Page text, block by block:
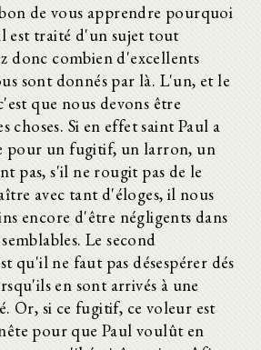
de vous apprendre pourquoi
est traité d'un sujet tout
donc combien d'excellents
sont donnés par là. L'un, et le
que nous devons être
choses. Si en effet saint Paul a
pour un fugitif, un larron, un
pas, s'il ne rougit pas de le
avec tant d'éloges, il nous
encore d'être négligents dans
Le second
qu'il ne faut pas désespérer dés
en sont arrivés à une
Or, si ce fugitif, ce voleur est
pour que Paul voulût en